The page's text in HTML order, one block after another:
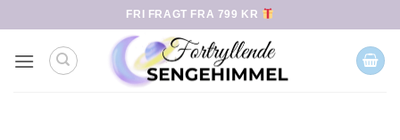
til
indhold
FRI FRAGT FRA 799 KR